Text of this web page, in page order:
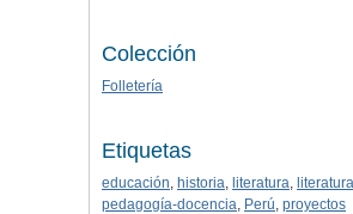
Colección
Folletería
Etiquetas
educación, historia, literatura,
pedagogía-docencia, Perú, proyectos